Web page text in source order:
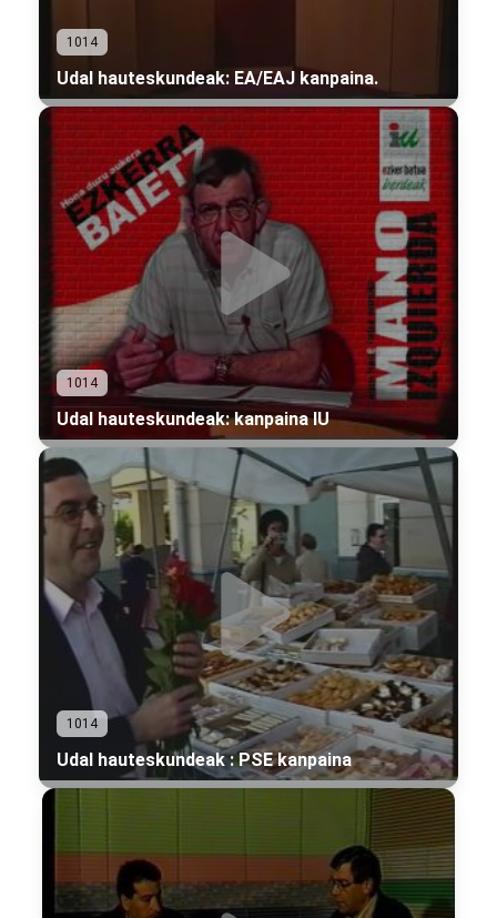
1014
Udal hauteskundeak: EA/EAJ kanpaina.
1014
Udal hauteskundeak: kanpaina IU
1014
Udal hauteskundeak : PSE kanpaina